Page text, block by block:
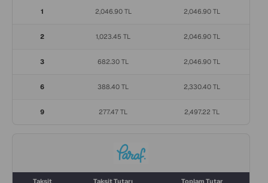
1 2,046.90 TL 2,046.90 TL
2 1,023.45 TL 2,046.90 TL
3 682.30 TL 2,046.90 TL
6 388.40 TL 2,330.40 TL
9 277.47 TL 2,497.22 TL
Taksit Taksit Tutarı Toplam Tutar